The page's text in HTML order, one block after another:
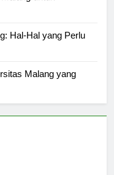
untuk
Hal-Hal yang Perlu
Malang yang